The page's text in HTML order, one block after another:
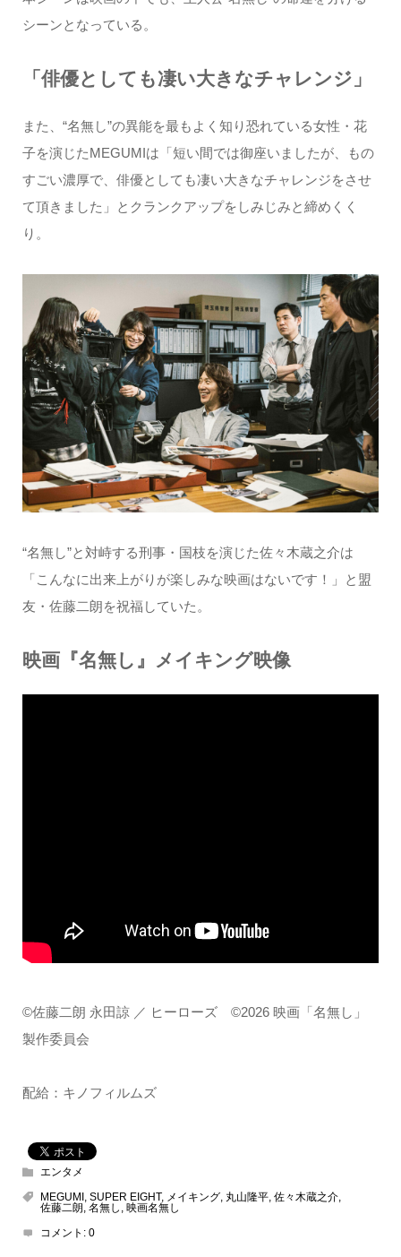
シーンとなっている。
「俳優としても凄い大きなチャレンジ」
また、“名無し”の異能を最もよく知り恐れている女性・花
子を演じたMEGUMIは「短い間では御座いましたが、もの
すごい濃厚で、俳優としても凄い大きなチャレンジをさせ
て頂きました」とクランクアップをしみじみと締めくく
り。
“名無し”と対峙する刑事・国枝を演じた佐々木蔵之介は
「こんなに出来上がりが楽しみな映画はないです！」と盟
友・佐藤二朗を祝福していた。
映画『名無し』メイキング映像
©佐藤二朗 永田諒 ／ ヒーローズ ©2026 映画「名無し」
製作委員会
配給：キノフィルムズ
エンタメ
MEGUMI, SUPER EIGHT, メイキング, 丸山隆平, 佐々木蔵之介,
佐藤二朗 名無し 映画名無し
コメント: 0